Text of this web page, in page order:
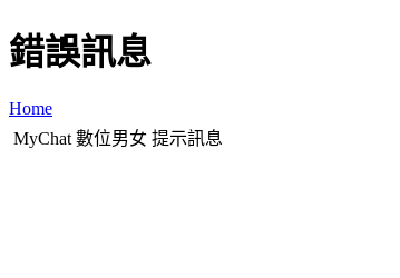
錯誤訊息
Home
MyChat 數位男女 提示訊息